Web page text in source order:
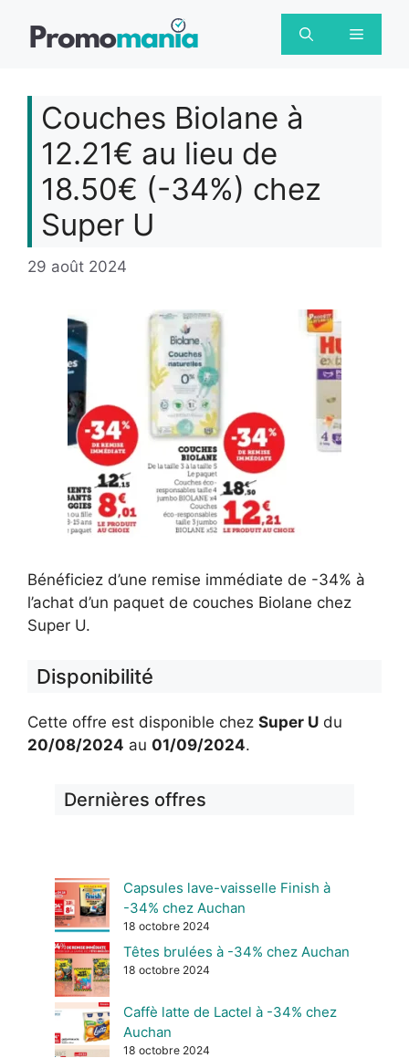
Menu
Couches Biolane à
12.21€ au lieu de
18.50€ (-34%) chez
Super U
29 août 2024
Bénéficiez d’une remise immédiate de -34% à
l’achat d’un paquet de couches Biolane chez
Super U.
Disponibilité
Cette offre est disponible chez Super U du
20/08/2024 au 01/09/2024.
Dernières offres
Capsules lave-vaisselle Finish à
-34% chez Auchan
18 octobre 2024
Têtes brulées à -34% chez Auchan
18 octobre 2024
Caffè latte de Lactel à -34% chez
Auchan
18 octobre 2024